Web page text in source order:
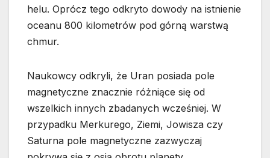
helu. Oprócz tego odkryto dowody na istnienie
oceanu 800 kilometrów pod górną warstwą
chmur.
Naukowcy odkryli, że Uran posiada pole
magnetyczne znacznie różniące się od
wszelkich innych zbadanych wcześniej. W
przypadku Merkurego, Ziemi, Jowisza czy
Saturna pole magnetyczne zazwyczaj